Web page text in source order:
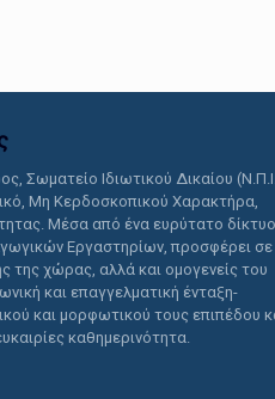
Σωματείο Ιδιωτικού Δικαίου
Μη Κερδοσκοπικού Χαρακτήρα,
Μέσα από ένα ευρύτατο δίκτυο
Εργαστηρίων, προσφέρει σε
της χώρας, αλλά και ομογενείς του
και επαγγελματική ένταξη-
και μορφωτικού τους επιπέδου
καθημερινότητα.